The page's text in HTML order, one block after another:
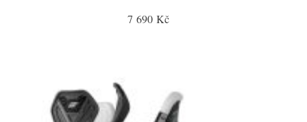
7 690 Kč